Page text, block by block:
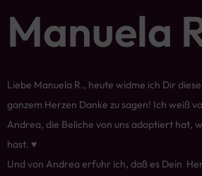
Manuela
Liebe Manuela R., heute widme ich Dir
ganzem Herzen Danke zu sagen! Ich weiß
Andrea, die Beliche von uns adoptiert hat,
hast. ♥
Und von Andrea erfuhr ich, daß es Dein